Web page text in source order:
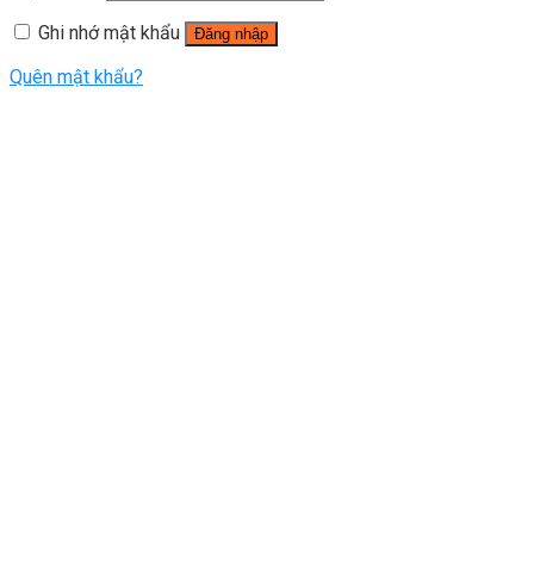
Ghi nhớ mật khẩu
Đăng nhập
Quên mật khẩu?